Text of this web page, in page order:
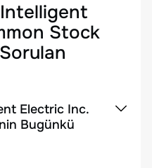
Stock
Electric Inc.
Bugünkü